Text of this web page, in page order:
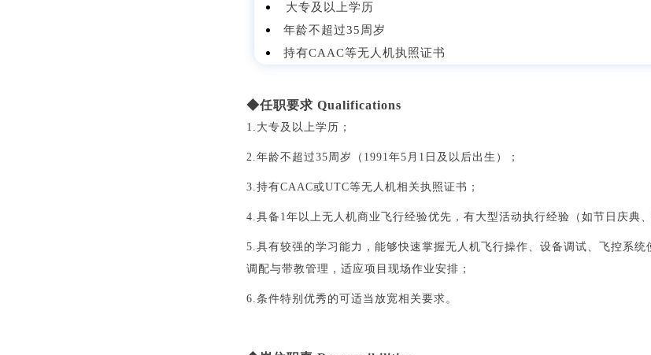
大专及以上学历
年龄不超过35周岁
持有CAAC等无人机执照证书
◆任职要求 Qualifications
1.大专及以上学历；
2.年龄不超过35周岁（ 1991年5 月 1 日及以后出 生）；
3.持有CAAC或UTC等无人机相关执照证书；
4.具备1年以上无人机商业飞行经验优先，有大型活动执行经验（如节日庆典
5.具有较强的学习能力，能够快速掌握无人机飞行操作、设备调试、飞控系统
调配与带教管理，适应项目现场作业安排；
6.条件特别优秀的可适当放宽相关要求。